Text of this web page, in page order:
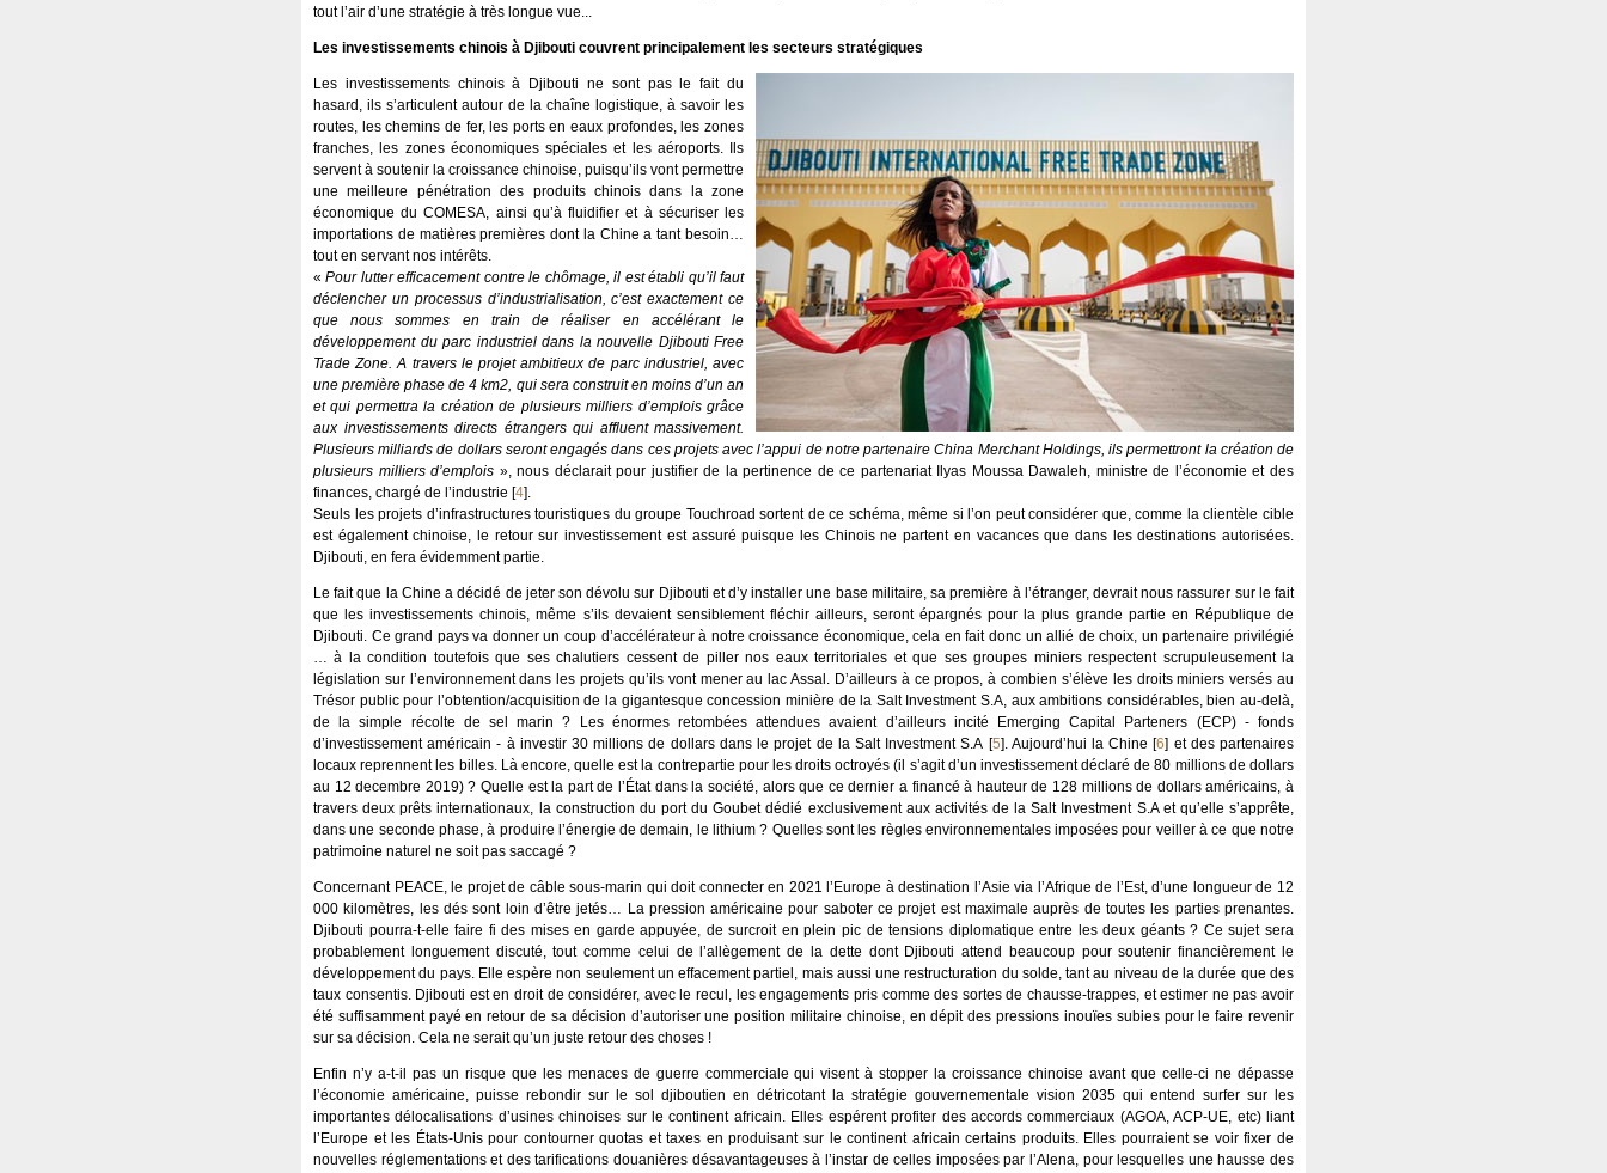
tout l’air d’une stratégie à très longue vue...
Les investissements chinois à Djibouti couvrent principalement les secteurs stratégiques
Les investissements chinois à Djibouti ne sont pas le fait du
hasard, ils s’articulent autour de la chaîne logistique, à savoir les
routes, les chemins de fer, les ports en eaux profondes, les zones
franches, les zones économiques spéciales et les aéroports. Ils
servent à soutenir la croissance chinoise, puisqu’ils vont permettre
une meilleure pénétration des produits chinois dans la zone
économique du COMESA, ainsi qu’à fluidifier et à sécuriser les
importations de matières premières dont la Chine a tant besoin…
tout en servant nos intérêts.
«Pour lutter efficacement contre le chômage, il est établi qu’il faut
déclencher un processus d’industrialisation, c’est exactement ce
que nous sommes en train de réaliser en accélérant le
développement du parc industriel dans la nouvelle Djibouti Free
Trade Zone. A travers le projet ambitieux de parc industriel, avec
une première phase de 4 km2, qui sera construit en moins d’un an
et qui permettra la création de plusieurs milliers d’emplois grâce
aux investissements directs étrangers qui affluent massivement.
Plusieurs milliards de dollars seront engagés dans ces projets avec l’appui de notre partenaire China Merchant Holdings, ils permettront la création de
plusieurs milliers d’emplois », nous déclarait pour justifier de la pertinence de ce partenariat Ilyas Moussa Dawaleh, ministre de l’économie et des
finances, chargé de l’industrie [4].
Seuls les projets d’infrastructures touristiques du groupe Touchroad sortent de ce schéma, même si l’on peut considérer que, comme la clientèle cible
est également chinoise, le retour sur investissement est assuré puisque les Chinois ne partent en vacances que dans les destinations autorisées.
Djibouti, en fera évidemment partie.
Le fait que la Chine a décidé de jeter son dévolu sur Djibouti et d’y installer une base militaire, sa première à l’étranger, devrait nous rassurer sur le fait
que les investissements chinois, même s’ils devaient sensiblement fléchir ailleurs, seront épargnés pour la plus grande partie en République de
Djibouti. Ce grand pays va donner un coup d’accélérateur à notre croissance économique, cela en fait donc un allié de choix, un partenaire privilégié
… à la condition toutefois que ses chalutiers cessent de piller nos eaux territoriales et que ses groupes miniers respectent scrupuleusement la
législation sur l’environnement dans les projets qu’ils vont mener au lac Assal. D’ailleurs à ce propos, à combien s’élève les droits miniers versés au
Trésor public pour l’obtention/acquisition de la gigantesque concession minière de la Salt Investment S.A, aux ambitions considérables, bien au-delà,
de la simple récolte de sel marin ? Les énormes retombées attendues avaient d’ailleurs incité Emerging Capital Parteners (ECP) - fonds
d’investissement américain - à investir 30 millions de dollars dans le projet de la Salt Investment S.A [5]. Aujourd’hui la Chine [6] et des partenaires
locaux reprennent les billes. Là encore, quelle est la contrepartie pour les droits octroyés (il s’agit d’un investissement déclaré de 80 millions de dollars
au 12 decembre 2019) ? Quelle est la part de l’État dans la société, alors que ce dernier a financé à hauteur de 128 millions de dollars américains, à
travers deux prêts internationaux, la construction du port du Goubet dédié exclusivement aux activités de la Salt Investment S.A et qu’elle s’apprête,
dans une seconde phase, à produire l’énergie de demain, le lithium ? Quelles sont les règles environnementales imposées pour veiller à ce que notre
patrimoine naturel ne soit pas saccagé ?
Concernant PEACE, le projet de câble sous-marin qui doit connecter en 2021 l’Europe à destination l’Asie via l’Afrique de l’Est, d’une longueur de 12
000 kilomètres, les dés sont loin d’être jetés… La pression américaine pour saboter ce projet est maximale auprès de toutes les parties prenantes.
Djibouti pourra-t-elle faire fi des mises en garde appuyée, de surcroit en plein pic de tensions diplomatique entre les deux géants ? Ce sujet sera
probablement longuement discuté, tout comme celui de l’allègement de la dette dont Djibouti attend beaucoup pour soutenir financièrement le
développement du pays. Elle espère non seulement un effacement partiel, mais aussi une restructuration du solde, tant au niveau de la durée que des
taux consentis. Djibouti est en droit de considérer, avec le recul, les engagements pris comme des sortes de chausse-trappes, et estimer ne pas avoir
été suffisamment payé en retour de sa décision d’autoriser une position militaire chinoise, en dépit des pressions inouïes subies pour le faire revenir
sur sa décision. Cela ne serait qu’un juste retour des choses !
Enfin n’y a-t-il pas un risque que les menaces de guerre commerciale qui visent à stopper la croissance chinoise avant que celle-ci ne dépasse
l’économie américaine, puisse rebondir sur le sol djiboutien en détricotant la stratégie gouvernementale vision 2035 qui entend surfer sur les
importantes délocalisations d’usines chinoises sur le continent africain. Elles espérent profiter des accords commerciaux (AGOA, ACP-UE, etc) liant
l’Europe et les États-Unis pour contourner quotas et taxes en produisant sur le continent africain certains produits. Elles pourraient se voir fixer de
nouvelles réglementations et des tarifications douanières désavantageuses à l’instar de celles imposées par l’Alena, pour lesquelles une hausse des